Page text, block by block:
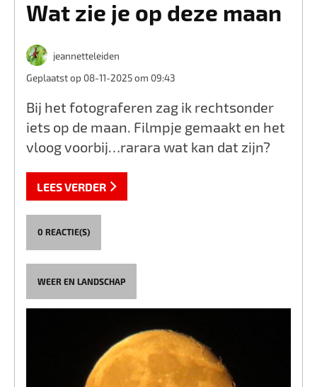
Wat zie je op deze maan
jeannetteleiden
Geplaatst op 08-11-2025 om 09:43
Bij het fotograferen zag ik rechtsonder
iets op de maan. Filmpje gemaakt en het
vloog voorbij…rarara wat kan dat zijn?
LEES VERDER
0 REACTIE(S)
WEER EN LANDSCHAP